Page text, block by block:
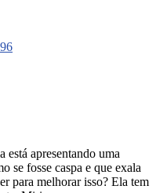
está apresentando uma
se fosse caspa e que exala
para melhorar isso? Ela tem